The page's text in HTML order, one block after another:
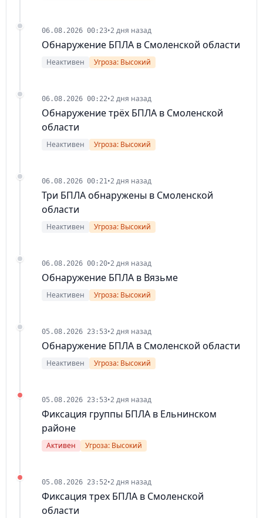
06.08.2026 00:23•2 дня назад
Обнаружение БПЛА в Смоленской области
Неактивен Угроза: Высокий
06.08.2026 00:22•2 дня назад
Обнаружение трёх БПЛА в Смоленской
области
Неактивен Угроза: Высокий
06.08.2026 00:21•2 дня назад
Три БПЛА обнаружены в Смоленской
области
Неактивен Угроза: Высокий
06.08.2026 00:20•2 дня назад
Обнаружение БПЛА в Вязьме
Неактивен Угроза: Высокий
05.08.2026 23:53•2 дня назад
Обнаружение БПЛА в Смоленской области
Неактивен Угроза: Высокий
05.08.2026 23:53•2 дня назад
Фиксация группы БПЛА в Ельнинском
районе
Активен Угроза: Высокий
05.08.2026 23:52•2 дня назад
Фиксация трех БПЛА в Смоленской
области